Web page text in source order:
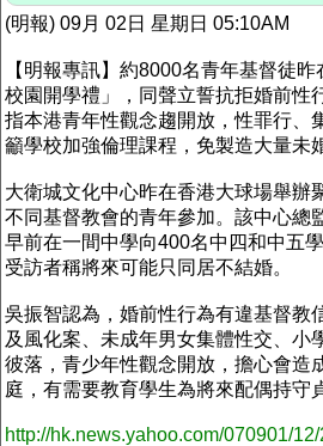
(明報) 09月 02日 星期日 05:10AM
【明報專訊】約8000名青年基督徒
校園開學禮」，同聲立誓抗拒婚前性
指本港青年性觀念趨開放，性罪行、
籲學校加強倫理課程，免製造大量未
大衛城文化中心昨在香港大球場舉辦
不同基督教會的青年參加。該中心總
早前在一間中學向400名中四和中五
受訪者稱將來可能只同居不結婚。
吳振智認為，婚前性行為有違基督教
及風化案、未成年男女集體性交、小
彼落，青少年性觀念開放，擔心會造
庭，有需要教育學生為將來配偶持守
http://hk.news.yahoo.com/070901/12/